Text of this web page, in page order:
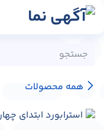
پرش به محتوا
همه محصولات